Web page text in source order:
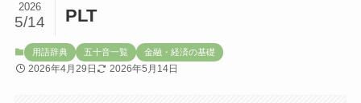
PLT
2026
5/14
用語辞典 五十音一覧 金融・経済の基礎
2026年4月29日 2026年5月14日